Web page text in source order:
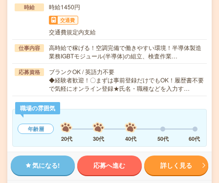
時給 時給1450円
交通費
交通費規定内支給
仕事内容
高時給で稼げる！空調完備で働きやすい環境！半導体製造
業務IGBTモジュール(半導体)の組立、検査作業…
応募資格
ブランクOK / 英語力不要
◆経験者歓迎！〇まずは事前登録だけでもOK！履歴書不要
で気軽にオンライン登録★氏名・職種などを入力す…
職場の雰囲気
年齢層
20代
30代 40代 50代 60代
気になる! 応募へ進む 詳しく見る